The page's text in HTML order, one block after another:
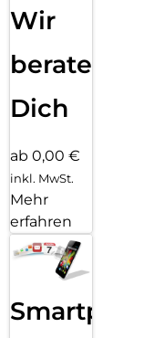
Wir
beraten
Dich
ab 0,00 €
inkl. MwSt.
Mehr
erfahren